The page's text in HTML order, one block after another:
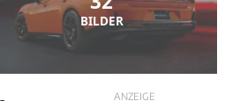
BILDER
ANZEIGE